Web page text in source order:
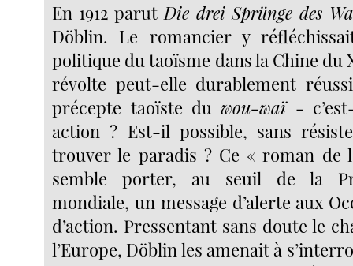
En 1912 parutDie drei Sprünge des
Döblin. Le romancier y
politique du taoïsme dans la Chine du
révolte peut-elle durablement
précepte taoïste duwou-waï-
action ? Est-il possible, sans
trouver le paradis ? Ce « roman de
semble porter, au seuil de la
mondiale, un message d’alerte aux
d’action. Pressentant sans doute le
l’Europe, Döblin les amenait à